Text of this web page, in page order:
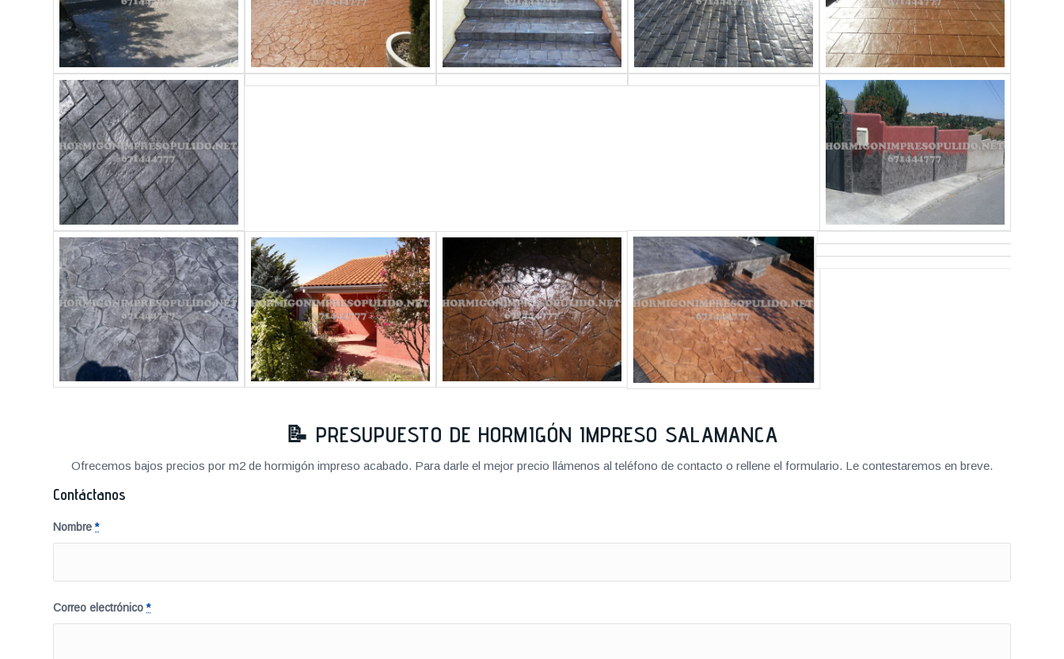
📝 PRESUPUESTO DE HORMIGÓN IMPRESO SALAMANCA
Ofrecemos bajos precios por m2 de hormigón impreso acabado. Para darle el mejor precio llámenos al teléfono de contacto o rellene el formulario. Le contestaremos en breve.
Contáctanos
Nombre*
Correo electrónico*